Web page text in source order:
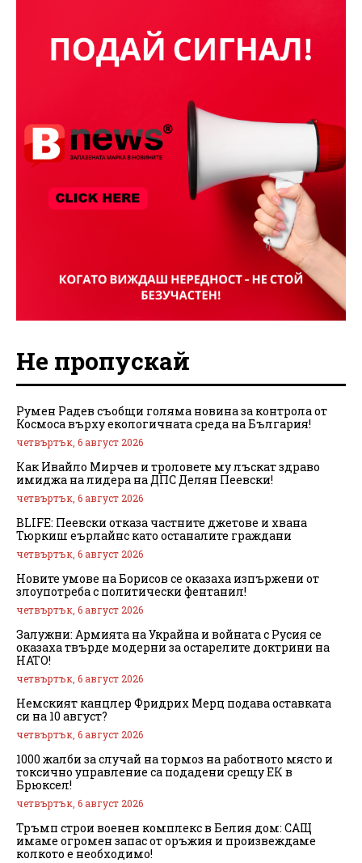
Не пропускай
Румен Радев съобщи голяма новина за контрола от
Космоса върху екологичната среда на България!
четвъртък, 6 август 2026
Как Ивайло Мирчев и троловете му лъскат здраво
имиджа на лидера на ДПС Делян Пеевски!
четвъртък, 6 август 2026
BLIFE: Пеевски отказа частните джетове и хвана
Тюркиш еърлайнс като останалите граждани
четвъртък, 6 август 2026
Новите умове на Борисов се оказаха изпържени от
злоупотреба с политически фентанил!
четвъртък, 6 август 2026
Залужни: Армията на Украйна и войната с Русия се
оказаха твърде модерни за остарелите доктрини на
НАТО!
четвъртък, 6 август 2026
Немският канцлер Фридрих Мерц подава оставката
си на 10 август?
четвъртък, 6 август 2026
1000 жалби за случай на тормоз на работното място и
токсично управление са подадени срещу ЕК в
Брюксел!
четвъртък, 6 август 2026
Тръмп строи военен комплекс в Белия дом: САЩ
имаме огромен запас от оръжия и произвеждаме
колкото е необходимо!